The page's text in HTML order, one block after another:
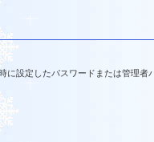
に設定したパスワードまたは管理者